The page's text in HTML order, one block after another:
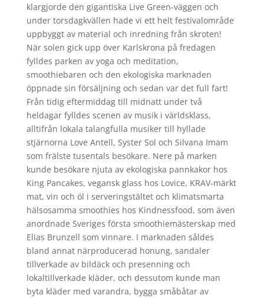
klargjorde den gigantiska Live Green-väggen och
under torsdagkvällen hade vi ett helt festivalområde
uppbyggt av material och inredning från skroten!
När solen gick upp över Karlskrona på fredagen
fylldes parken av yoga och meditation,
smoothiebaren och den ekologiska marknaden
öppnade sin försäljning och sedan var det full fart!
Från tidig eftermiddag till midnatt under två
heldagar fylldes scenen av musik i världsklass,
alltifrån lokala talangfulla musiker till hyllade
stjärnorna Love Antell, Syster Sol och Silvana Imam
som frälste tusentals besökare. Nere på marken
kunde besökare njuta av ekologiska pannkakor hos
King Pancakes, vegansk glass hos Lovice, KRAV-märkt
mat, vin och öl i serveringstältet och klimatsmarta
hälsosamma smoothies hos Kindnessfood, som även
anordnade Sveriges första smoothiemästerskap med
Elias Brunzell som vinnare. I marknaden såldes
bland annat närproducerad honung, sandaler
tillverkade av bildäck och presenning och
lokaltillverkade kläder, och dessutom kunde man
byta kläder med varandra, bygga småbåtar av